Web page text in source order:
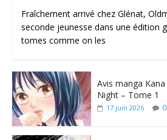
Fraîchement arrivé chez Glénat,
seconde jeunesse dans une édition
tomes comme on les
Avis manga
Night – Tome 1
17 juin 2026 0